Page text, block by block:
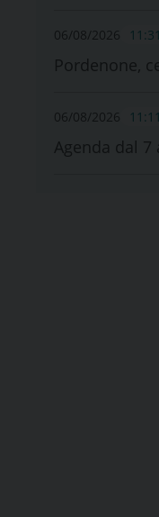
06/08/2026 11:31
Pordenone,
06/08/2026 11:11
Agenda dal 7